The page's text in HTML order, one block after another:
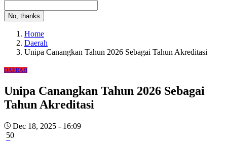
No, thanks
Home
Daerah
Unipa Canangkan Tahun 2026 Sebagai Tahun Akreditasi
DAERAH
Unipa Canangkan Tahun 2026 Sebagai
Tahun Akreditasi
Dec 18, 2025 - 16:09
50